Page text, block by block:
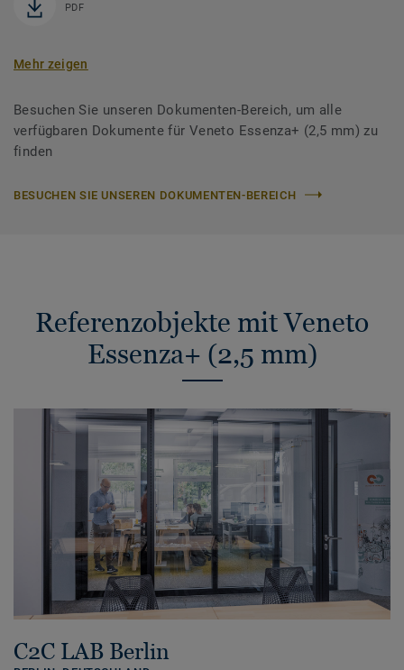
PDF
Mehr zeigen
Besuchen Sie unseren Dokumenten-Bereich, um alle
verfügbaren Dokumente für Veneto Essenza+ (2,5 mm) zu
finden
BESUCHEN SIE UNSEREN DOKUMENTEN-BEREICH
Referenzobjekte mit Veneto
Essenza+ (2,5 mm)
C2C LAB Berlin